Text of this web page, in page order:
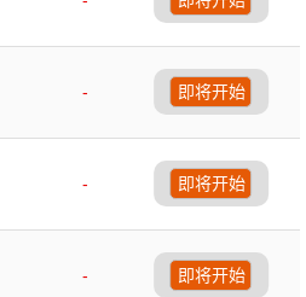
-
即将开始
-
即将开始
-
即将开始